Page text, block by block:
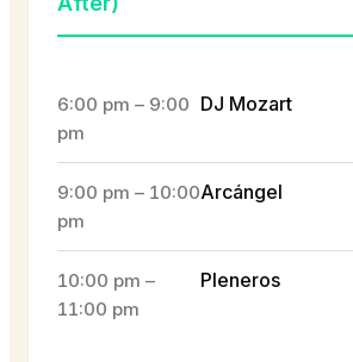
6:00 pm – 9:00
pm
DJ Mozart
9:00 pm – 10:00
pm
Arcángel
10:00 pm –
11:00 pm
Pleneros